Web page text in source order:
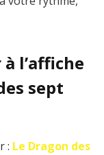
l’affiche
sept
: Le Dragon des